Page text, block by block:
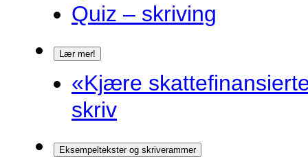
Quiz – skriving
Lær mer!
«Kjære
skriv
Eksempeltekster og skriverammer